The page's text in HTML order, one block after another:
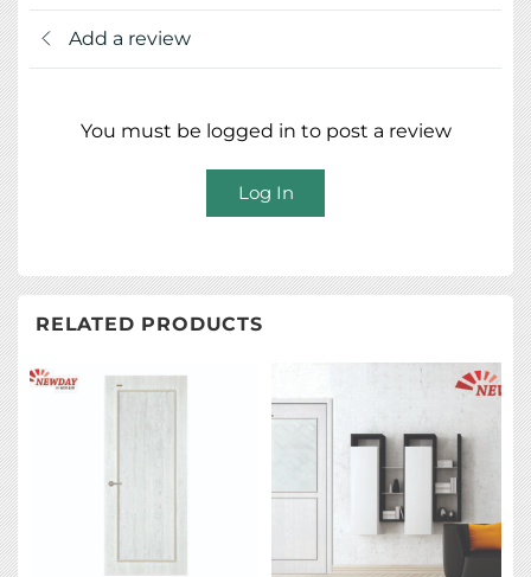
Add a review
You must be logged in to post a review
Log In
RELATED PRODUCTS